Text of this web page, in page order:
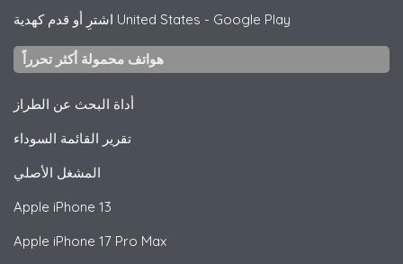
اشترِ أو قدم كهدية United States - Google Play
هواتف محمولة أكثر تحرراً
أداة البحث عن الطراز
تقرير القائمة السوداء
المشغل الأصلي
Apple iPhone 13
Apple iPhone 17 Pro Max